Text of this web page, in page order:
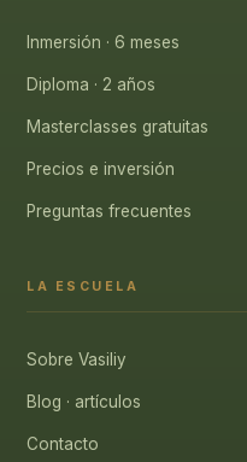
Inmersión · 6 meses
Diploma · 2 años
Masterclasses gratuitas
Precios e inversión
Preguntas frecuentes
LA ESCUELA
Sobre Vasiliy
Blog · artículos
Contacto